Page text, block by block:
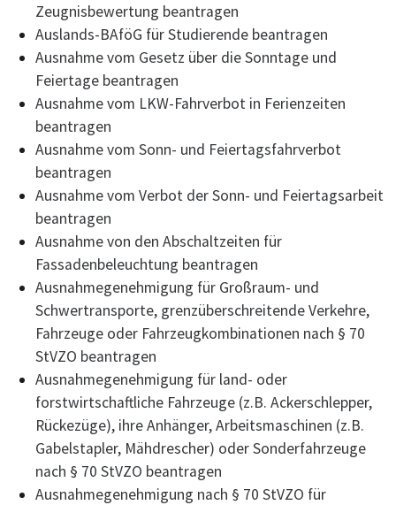
Zeugnisbewertung beantragen
Auslands-BAföG für Studierende beantragen
Ausnahme vom Gesetz über die Sonntage und
Feiertage beantragen
Ausnahme vom LKW-Fahrverbot in Ferienzeiten
beantragen
Ausnahme vom Sonn- und Feiertagsfahrverbot
beantragen
Ausnahme vom Verbot der Sonn- und Feiertagsarbeit
beantragen
Ausnahme von den Abschaltzeiten für
Fassadenbeleuchtung beantragen
Ausnahmegenehmigung für Großraum- und
Schwertransporte, grenzüberschreitende Verkehre,
Fahrzeuge oder Fahrzeugkombinationen nach § 70
StVZO beantragen
Ausnahmegenehmigung für land- oder
forstwirtschaftliche Fahrzeuge (z.B. Ackerschlepper,
Rückezüge), ihre Anhänger, Arbeitsmaschinen (z.B.
Gabelstapler, Mähdrescher) oder Sonderfahrzeuge
nach § 70 StVZO beantragen
Ausnahmegenehmigung nach § 70 StVZO für